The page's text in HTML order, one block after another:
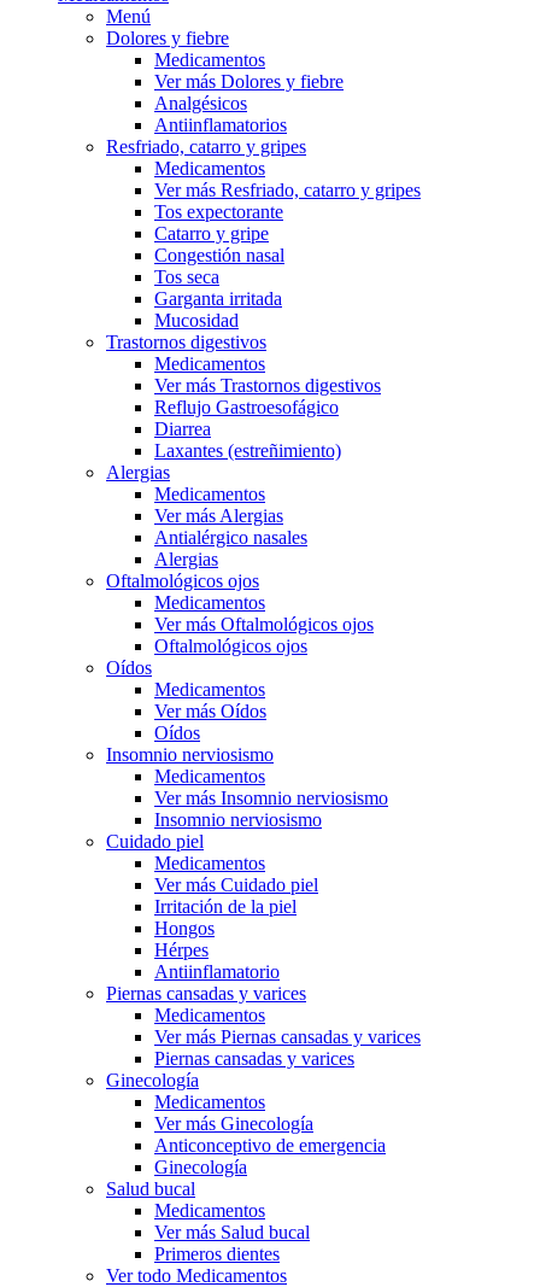
Menú
Dolores y fiebre
Medicamentos
Ver más Dolores y fiebre
Analgésicos
Antiinflamatorios
Resfriado, catarro y gripes
Medicamentos
Ver más Resfriado, catarro y gripes
Tos expectorante
Catarro y gripe
Congestión nasal
Tos seca
Garganta irritada
Mucosidad
Trastornos digestivos
Medicamentos
Ver más Trastornos digestivos
Reflujo Gastroesofágico
Diarrea
Laxantes (estreñimiento)
Alergias
Medicamentos
Ver más Alergias
Antialérgico nasales
Alergias
Oftalmológicos ojos
Medicamentos
Ver más Oftalmológicos ojos
Oftalmológicos ojos
Oídos
Medicamentos
Ver más Oídos
Oídos
Insomnio nerviosismo
Medicamentos
Ver más Insomnio nerviosismo
Insomnio nerviosismo
Cuidado piel
Medicamentos
Ver más Cuidado piel
Irritación de la piel
Hongos
Hérpes
Antiinflamatorio
Piernas cansadas y varices
Medicamentos
Ver más Piernas cansadas y varices
Piernas cansadas y varices
Ginecología
Medicamentos
Ver más Ginecología
Anticonceptivo de emergencia
Ginecología
Salud bucal
Medicamentos
Ver más Salud bucal
Primeros dientes
Ver todo Medicamentos